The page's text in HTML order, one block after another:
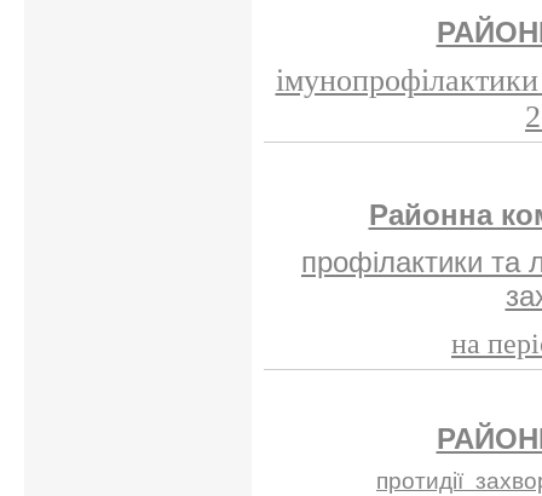
Районна
профілактики та
на
протидії